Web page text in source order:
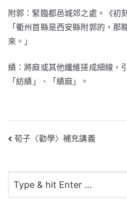
附郭：緊臨都邑城郊之處。《初
「衢州首縣是西安縣附郭的，那
來。」
績：將麻或其他纖維搓成細線，
「紡績 」、「 績麻」。
文
導
覽
荀子〈勸學〉補充講義